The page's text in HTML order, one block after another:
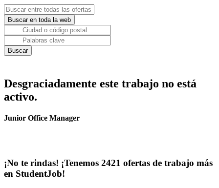
Desgraciadamente este trabajo no está
activo.
Junior Office Manager
¡No te rindas! ¡Tenemos 2421 ofertas de trabajo más
en StudentJob!